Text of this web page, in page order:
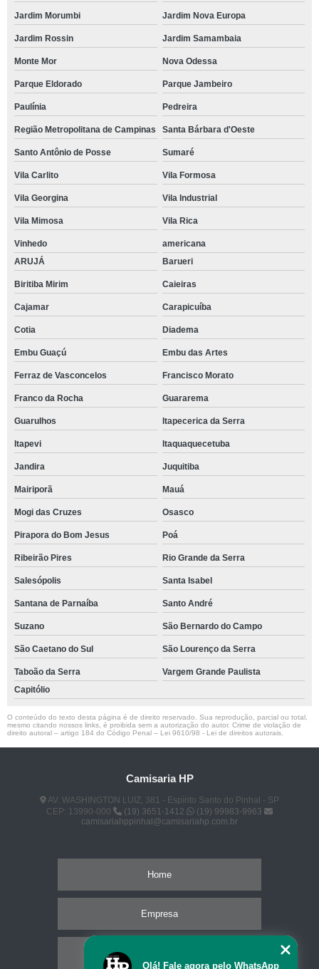
Jardim Morumbi Jardim Nova Europa
Jardim Rossin Jardim Samambaia
Monte Mor Nova Odessa
Parque Eldorado Parque Jambeiro
Paulínia Pedreira
Região Metropolitana de Campinas Santa Bárbara d'Oeste
Santo Antônio de Posse Sumaré
Vila Carlito Vila Formosa
Vila Georgina Vila Industrial
Vila Mimosa Vila Rica
Vinhedo
americana
ARUJÁ
Barueri
Biritiba Mirim Caieiras
Cajamar Carapicuíba
Cotia Diadema
Embu Guaçú Embu das Artes
Ferraz de Vasconcelos Francisco Morato
Franco da Rocha Guararema
Guarulhos Itapecerica da Serra
Itapevi Itaquaquecetuba
Jandira Juquitiba
Mairiporã Mauá
Mogi das Cruzes Osasco
Pirapora do Bom Jesus Poá
Ribeirão Pires Rio Grande da Serra
Salesópolis Santa Isabel
Santana de Parnaíba Santo André
Suzano São Bernardo do Campo
São Caetano do Sul São Lourenço da Serra
Taboão da Serra
Vargem Grande Paulista
Capitólio
O conteúdo do texto desta página é de direito reservado. Sua reprodução, parcial ou total,
mesmo citando nossos links, é proibida sem a autorização do autor. Crime de violação de
direito autoral – artigo 184 do Código Penal – Lei 9610/98 - Lei de direitos autorais
Camisaria HP
AV. WASHINGTON LUIZ, 381 - Espírito Santo do Pinhal - SP
CEP: 13990-000
(19) 3651-1412
(19) 99983-9963
camisariahppinhal@camisariahp.com.br
Home
Empresa
Olá! Fale agora pelo WhatsApp